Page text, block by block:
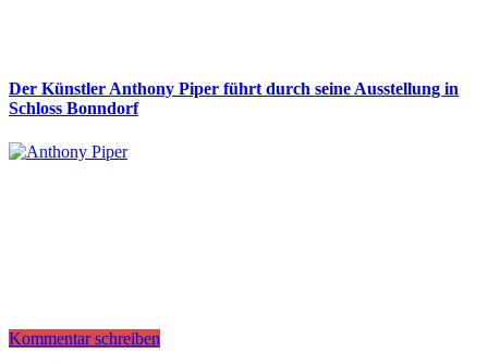
Der Künstler Anthony Piper führt durch seine Ausstellung in
Schloss Bonndorf
Kommentar schreiben